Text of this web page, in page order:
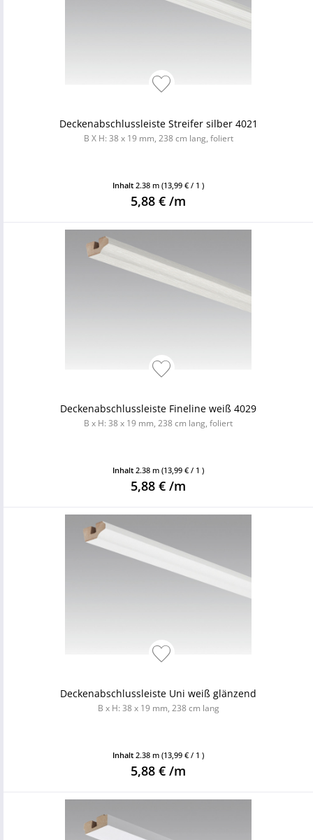
Deckenabschlussleiste Streifer silber 4021
B X H: 38 x 19 mm, 238 cm lang, foliert
Inhalt 2.38 m (13,99 € / 1 )
5,88 € /m
Deckenabschlussleiste Fineline weiß 4029
B x H: 38 x 19 mm, 238 cm lang, foliert
Inhalt 2.38 m (13,99 € / 1 )
5,88 € /m
Deckenabschlussleiste Uni weiß glänzend
B x H: 38 x 19 mm, 238 cm lang
Inhalt 2.38 m (13,99 € / 1 )
5,88 € /m